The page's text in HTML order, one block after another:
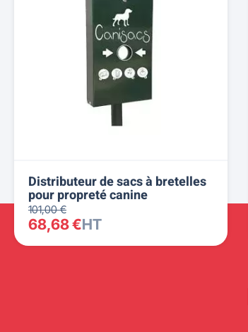
Distributeur de sacs à bretelles
pour propreté canine
101,00 €
68,68 €HT